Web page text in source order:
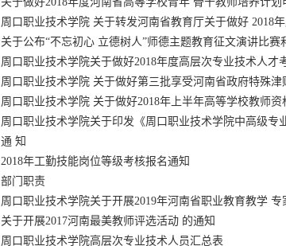
周口职业技术学院 关于转发河南省教育厅关于做好 2018
关于公布“不忘初心 立德树人”师德主题教育征文演讲比赛
周口职业技术学院关于做好2018年度高层次专业技术人才
周口职业技术学院 关于做好第三批享受河南省政府特殊津
周口职业技术学院 关于做好2018年上半年高等学校教师
周口职业技术学院关于印发《周口职业技术学院中高级专
通 知
2018年工勤技能岗位等级考核报名通知
部门职责
周口职业技术学院关于开展2019年河南省职业教育教学 专
关于开展2017河南最美教师评选活动 的通知
周口职业技术学院高层次专业技术人员汇总表